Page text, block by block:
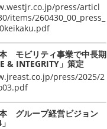
press/articl
items/260430_00_press_
モビリティ事業で中長期
& INTEGRITY」策定
press/2025/2
グループ経営ビジョン